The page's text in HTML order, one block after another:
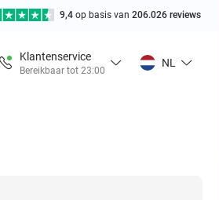
9,4 op basis van 206.026 reviews
Klantenservice
Bereikbaar tot 23:00
NL